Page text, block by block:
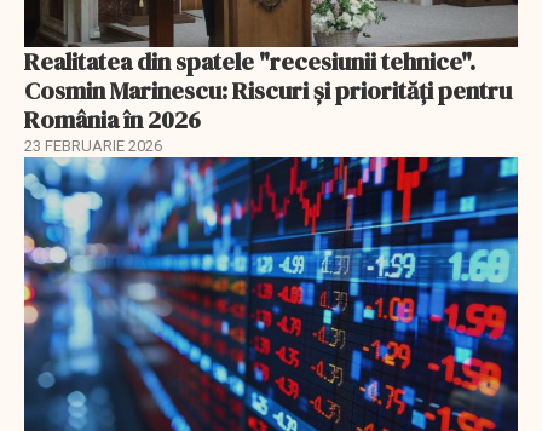
Realitatea din spatele "recesiunii tehnice".
Cosmin Marinescu: Riscuri și priorități pentru
România în 2026
23 FEBRUARIE 2026